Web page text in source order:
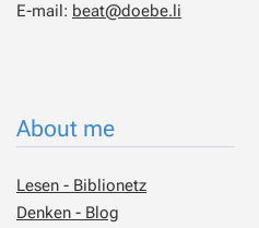
E-mail: beat@doebe.li
About me
Lesen - Biblionetz
Denken - Blog